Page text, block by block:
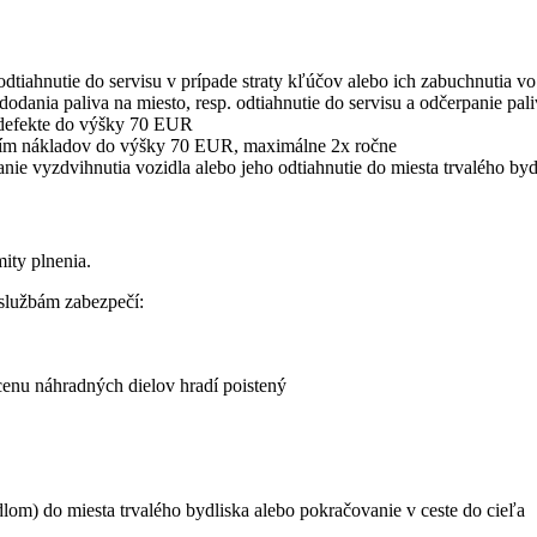
do servisu v prípade straty kľúčov alebo ich zabuchnutia
paliva na miesto, resp. odtiahnutie do servisu a odčerpanie
do výšky 70 EUR
nákladov do výšky 70 EUR, maximálne 2x ročne
vyzdvihnutia vozidla alebo jeho odtiahnutie do miesta trvalého
plnenia.
zabezpečí:
náhradných dielov hradí poistený
do miesta trvalého bydliska alebo pokračovanie v ceste do cieľa